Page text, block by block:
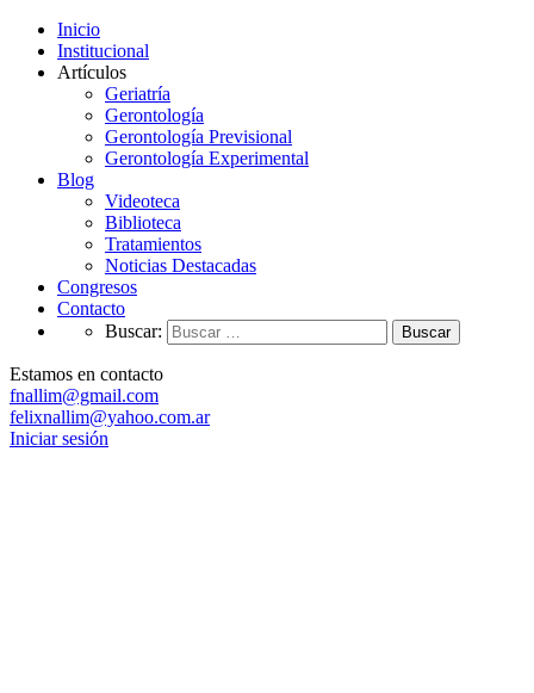
Inicio
Institucional
Artículos
Geriatría
Gerontología
Gerontología Previsional
Gerontología Experimental
Blog
Videoteca
Biblioteca
Tratamientos
Noticias Destacadas
Congresos
Contacto
Buscar:
Estamos en contacto
fnallim@gmail.com
felixnallim@yahoo.com.ar
Iniciar sesión